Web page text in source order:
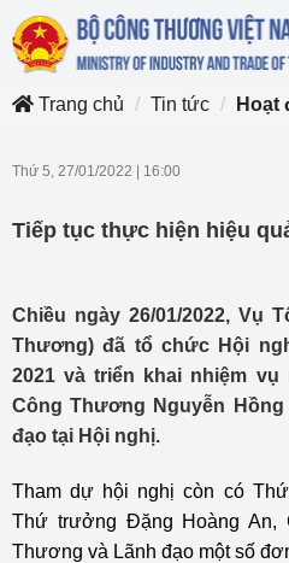
Trang chủ
Tin tức Hoạt
Thứ 5, 27/01/2022 16:00
Tiếp tục thực hiện hiệu
Chiều ngày 26/01/2022, Vụ
Thương) đã tổ chức Hội
2021 và triển khai nhiệm
Công Thương Nguyễn
đạo tại Hội nghị.
Tham dự hội nghị còn có
Thứ trưởng Đặng Hoàng An,
Thương và Lãnh đạo một số